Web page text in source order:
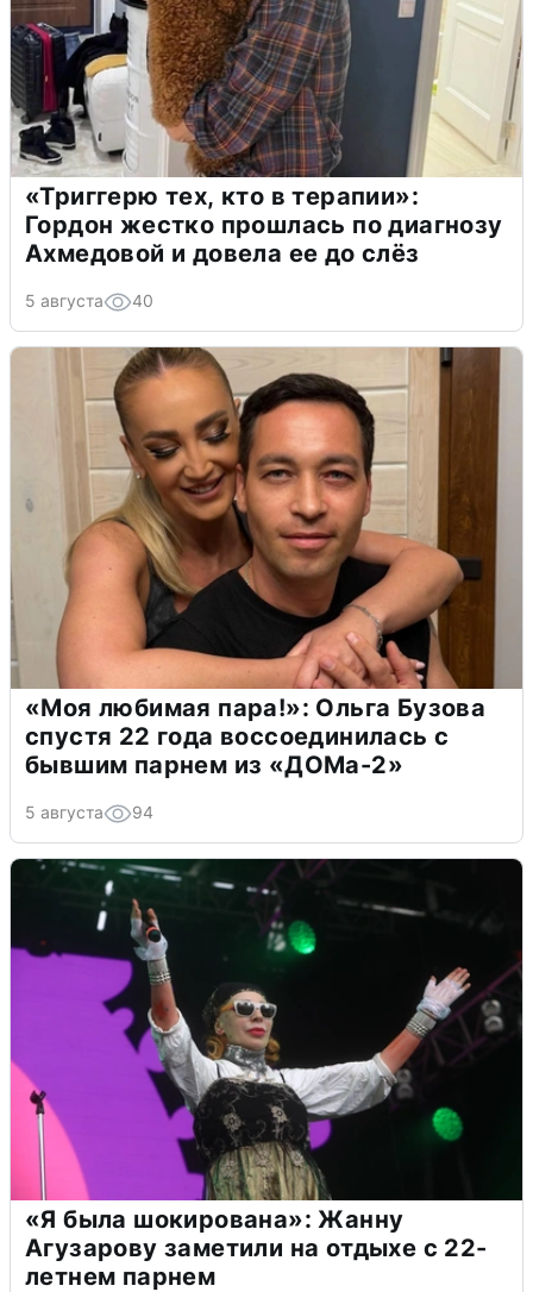
«Триггерю тех, кто в терапии»:
Гордон жестко прошлась по диагнозу
Ахмедовой и довела ее до слёз
5 августа 40
«Моя любимая пара!»: Ольга Бузова
спустя 22 года воссоединилась с
бывшим парнем из «ДОМа-2»
5 августа 94
«Я была шокирована»: Жанну
Агузарову заметили на отдыхе с 22-
летнем парнем